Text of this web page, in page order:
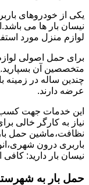
یکی از خودروهای
نیسان بار ها می
لوازم منزل مورد
برای حمل اصولی لوازم
متخصصین آن
چندین ساله در زمینه
عرضه دارند.
این خدمات جهت کسب
نیاز به کارگر خالی
نظافت،ماشین حمل
باربری درون
نیسان بار دارید:
حمل بار به